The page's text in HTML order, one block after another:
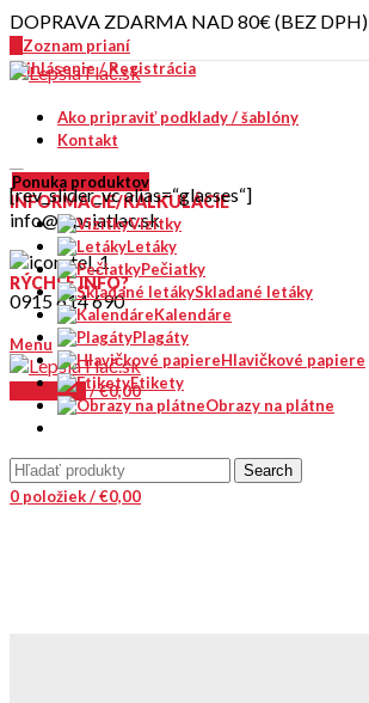
DOPRAVA ZDARMA NAD 80€ (BEZ DPH)
Zoznam prianí
Prihlásenie / Registrácia
Ako pripraviť podklady / šablóny
Kontakt
INFORMÁCIE/KALKULÁCIE
info@lepsiatlac.sk
RÝCHLE INFO?
0915 614 690
Menu
položiek /€0,00
Ponuka produktov
Vizitky
Letáky
Pečiatky
Skladané letáky
Kalendáre
Plagáty
Hlavičkové papiere
Etikety
Obrazy na plátne
Search
0 položiek/€0,00
[rev_slider_vc alias=“glasses“]